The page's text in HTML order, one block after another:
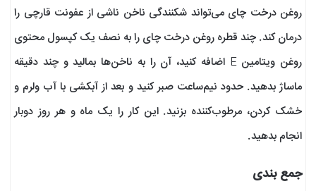
روغن درخت چای می‌تواند شکنندگی‌ ناخن ناشی از عفونت قارچی را
درمان کند. چند قطره روغن درخت چای را به نصف یک کپسول محتوی
روغن ویتامین E اضافه کنید، آن را به ناخن‌ها بمالید و چند دقیقه
ماساژ بدهید. حدود نیم‌ساعت صبر کنید و بعد از آبکشی با آب ولرم و
خشک کردن، مرطوب‌کننده بزنید. این کار را یک ماه و هر روز دوبار
انجام بدهید.
جمع بندی